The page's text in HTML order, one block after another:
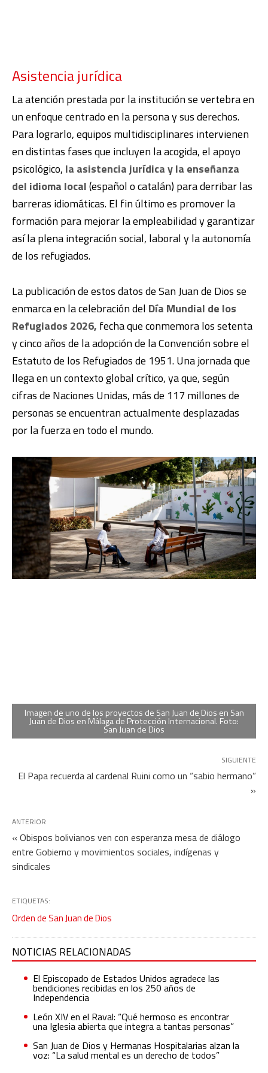
Asistencia jurídica
La atención prestada por la institución se vertebra en
un enfoque centrado en la persona y sus derechos.
Para lograrlo, equipos multidisciplinares intervienen
en distintas fases que incluyen la acogida, el apoyo
psicológico, la asistencia jurídica y la enseñanza
del idioma local(español o catalán) para derribar las
barreras idiomáticas. El fin último es promover la
formación para mejorar la empleabilidad y garantizar
así la plena integración social, laboral y la autonomía
de los refugiados.
La publicación de estos datos de San Juan de Dios se
enmarca en la celebración del Día Mundial de los
Refugiados 2026, fecha que conmemora los setenta
y cinco años de la adopción de la Convención sobre el
Estatuto de los Refugiados de 1951. Una jornada que
llega en un contexto global crítico, ya que, según
cifras de Naciones Unidas, más de 117 millones de
personas se encuentran actualmente desplazadas
por la fuerza en todo el mundo.
Imagen de uno de los proyectos de San Juan de Dios en San
Juan de Dios en Málaga de Protección Internacional. Foto:
San Juan de Dios
SIGUIENTE
El Papa recuerda al cardenal Ruini como un “sabio hermano”
»
ANTERIOR
« Obispos bolivianos ven con esperanza mesa de diálogo
entre Gobierno y movimientos sociales, indígenas y
sindicales
ETIQUETAS:
Orden de San Juan de Dios
NOTICIAS RELACIONADAS
El Episcopado de Estados Unidos agradece las
bendiciones recibidas en los 250 años de
Independencia
León XIV en el Raval: “Qué hermoso es encontrar
una Iglesia abierta que integra a tantas personas”
San Juan de Dios y Hermanas Hospitalarias alzan la
voz: “La salud mental es un derecho de todos”